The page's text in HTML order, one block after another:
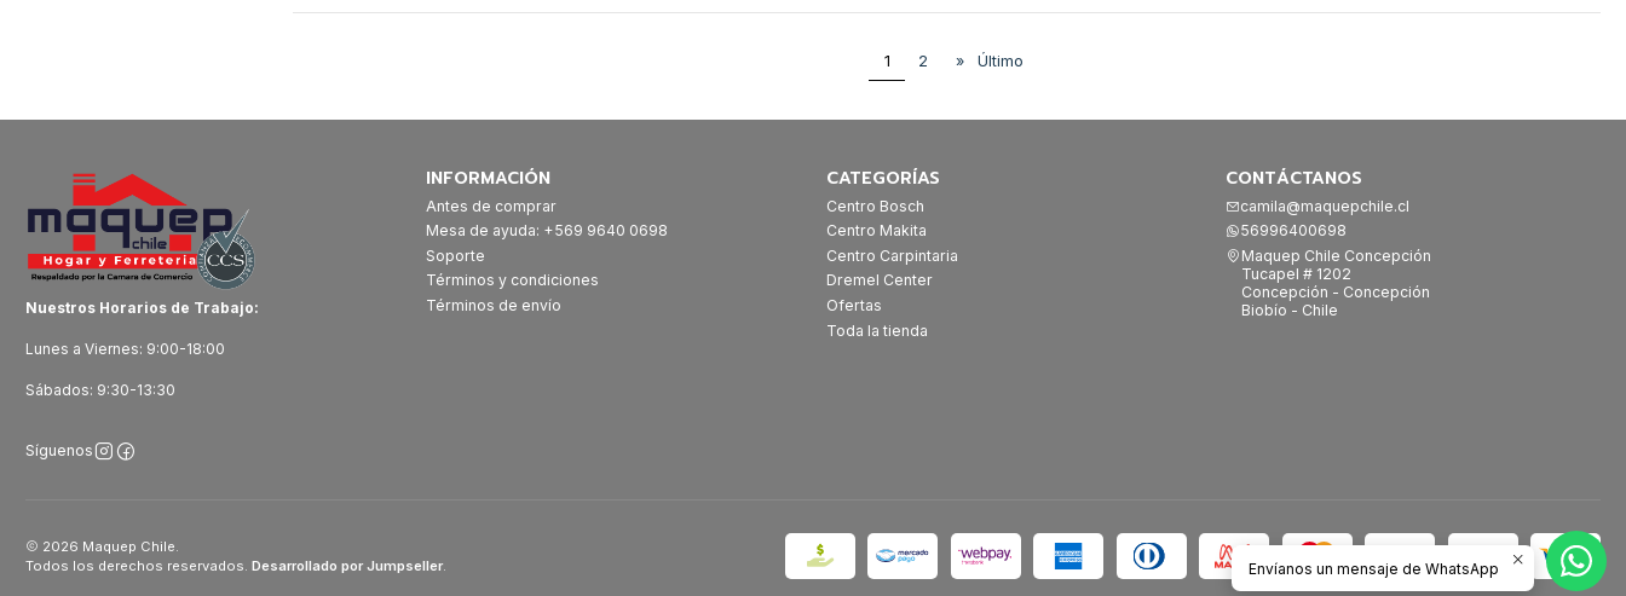
1
2 » Último
Nuestros Horarios de Trabajo:
Lunes a Viernes: 9:00-18:00
Sábados: 9:30-13:30
Síguenos
INFORMACIÓN
Antes de comprar
Mesa de ayuda: +569 9640 0698
Soporte
Términos y condiciones
Términos de envío
CATEGORÍAS
Centro Bosch
Centro Makita
Centro Carpintaria
Dremel Center
Ofertas
Toda la tienda
CONTÁCTANOS
camila@maquepchile.cl
56996400698
Maquep Chile Concepción
Tucapel # 1202
Concepción - Concepción
Biobío - Chile
2026 Maquep Chile.
Todos los derechos reservados. Desarrollado por Jumpseller Envíanos un mensaje de WhatsApp